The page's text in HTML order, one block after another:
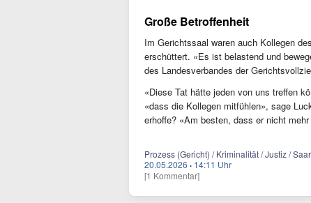
Große Betroffenheit
Im Gerichtssaal waren auch Kollegen
erschüttert. «Es ist belastend und
des Landesverbandes der
«Diese Tat hätte jeden von uns treffen
«dass die Kollegen mitfühlen», sage
erhoffe? «Am besten, dass er nicht
Prozess (Gericht) / Kriminalität / Justiz /
20.05.2026 · 14:11 Uhr
[1 Kommentar]